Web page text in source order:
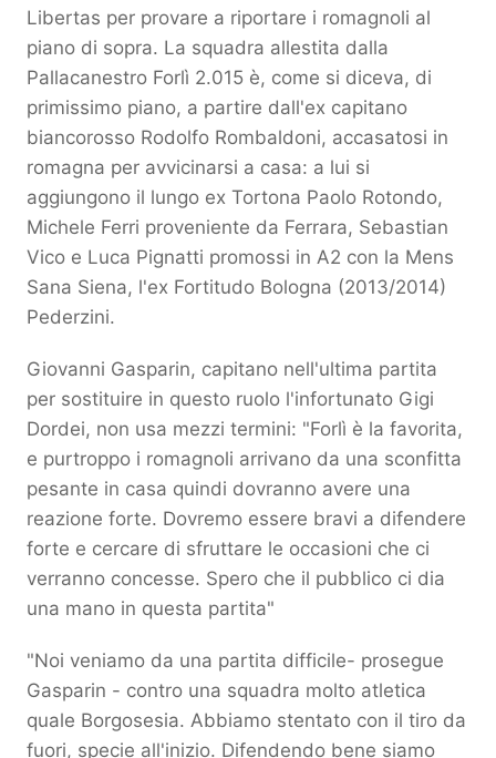
Libertas per provare a riportare i romagnoli al
piano di sopra. La squadra allestita dalla
Pallacanestro Forlì 2.015 è, come si diceva, di
primissimo piano, a partire dall'ex capitano
biancorosso Rodolfo Rombaldoni, accasatosi in
romagna per avvicinarsi a casa: a lui si
aggiungono il lungo ex Tortona Paolo Rotondo,
Michele Ferri proveniente da Ferrara, Sebastian
Vico e Luca Pignatti promossi in A2 con la Mens
Sana Siena, l'ex Fortitudo Bologna (2013/2014)
Pederzini.
Giovanni Gasparin, capitano nell'ultima partita
per sostituire in questo ruolo l'infortunato Gigi
Dordei, non usa mezzi termini: "Forlì è la favorita,
e purtroppo i romagnoli arrivano da una sconfitta
pesante in casa quindi dovranno avere una
reazione forte. Dovremo essere bravi a difendere
forte e cercare di sfruttare le occasioni che ci
verranno concesse. Spero che il pubblico ci dia
una mano in questa partita"
"Noi veniamo da una partita difficile- prosegue
Gasparin - contro una squadra molto atletica
quale Borgosesia. Abbiamo stentato con il tiro da
fuori, specie all'inizio. Difendendo bene siamo